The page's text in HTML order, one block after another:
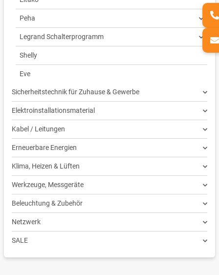
Peha
Legrand Schalterprogramm
Shelly
Eve
Sicherheitstechnik für Zuhause & Gewerbe
Elektroinstallationsmaterial
Kabel / Leitungen
Erneuerbare Energien
Klima, Heizen & Lüften
Werkzeuge, Messgeräte
Beleuchtung & Zubehör
Netzwerk
SALE